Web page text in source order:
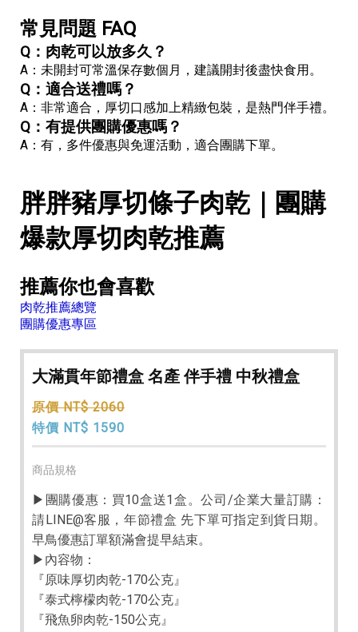
常見問題 FAQ
Q：肉乾可以放多久？
A：未開封可常溫保存數個月，建議開封後盡快食用。
Q：適合送禮嗎？
A：非常適合，厚切口感加上精緻包裝，是熱門伴手禮。
Q：有提供團購優惠嗎？
A：有，多件優惠與免運活動，適合團購下單。
胖胖豬厚切條子肉乾｜團購
爆款厚切肉乾推薦
推薦你也會喜歡
肉乾推薦總覽
團購優惠專區
大滿貫年節禮盒 名產 伴手禮 中秋禮盒
原價 NT$ 2060
特價 NT$ 1590
商品規格
▶團購優惠：買10盒送1盒。公司/企業大量訂購：
請LINE@客服，年節禮盒 先下單可指定到貨日期。
早鳥優惠訂單額滿會提早結束。
▶內容物：
『原味厚切肉乾-170公克』
『泰式檸檬肉乾-170公克』
『飛魚卵肉乾-150公克』